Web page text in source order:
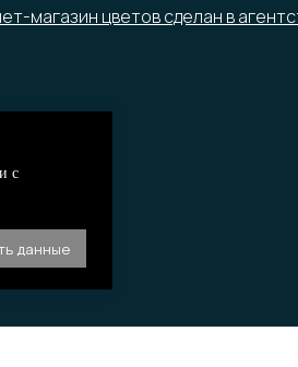
магазин цветов сделан в
с
данные